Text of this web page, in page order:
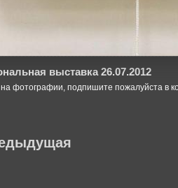
выставка 26.07.2012
фотографии, подпишите пожалуйста в